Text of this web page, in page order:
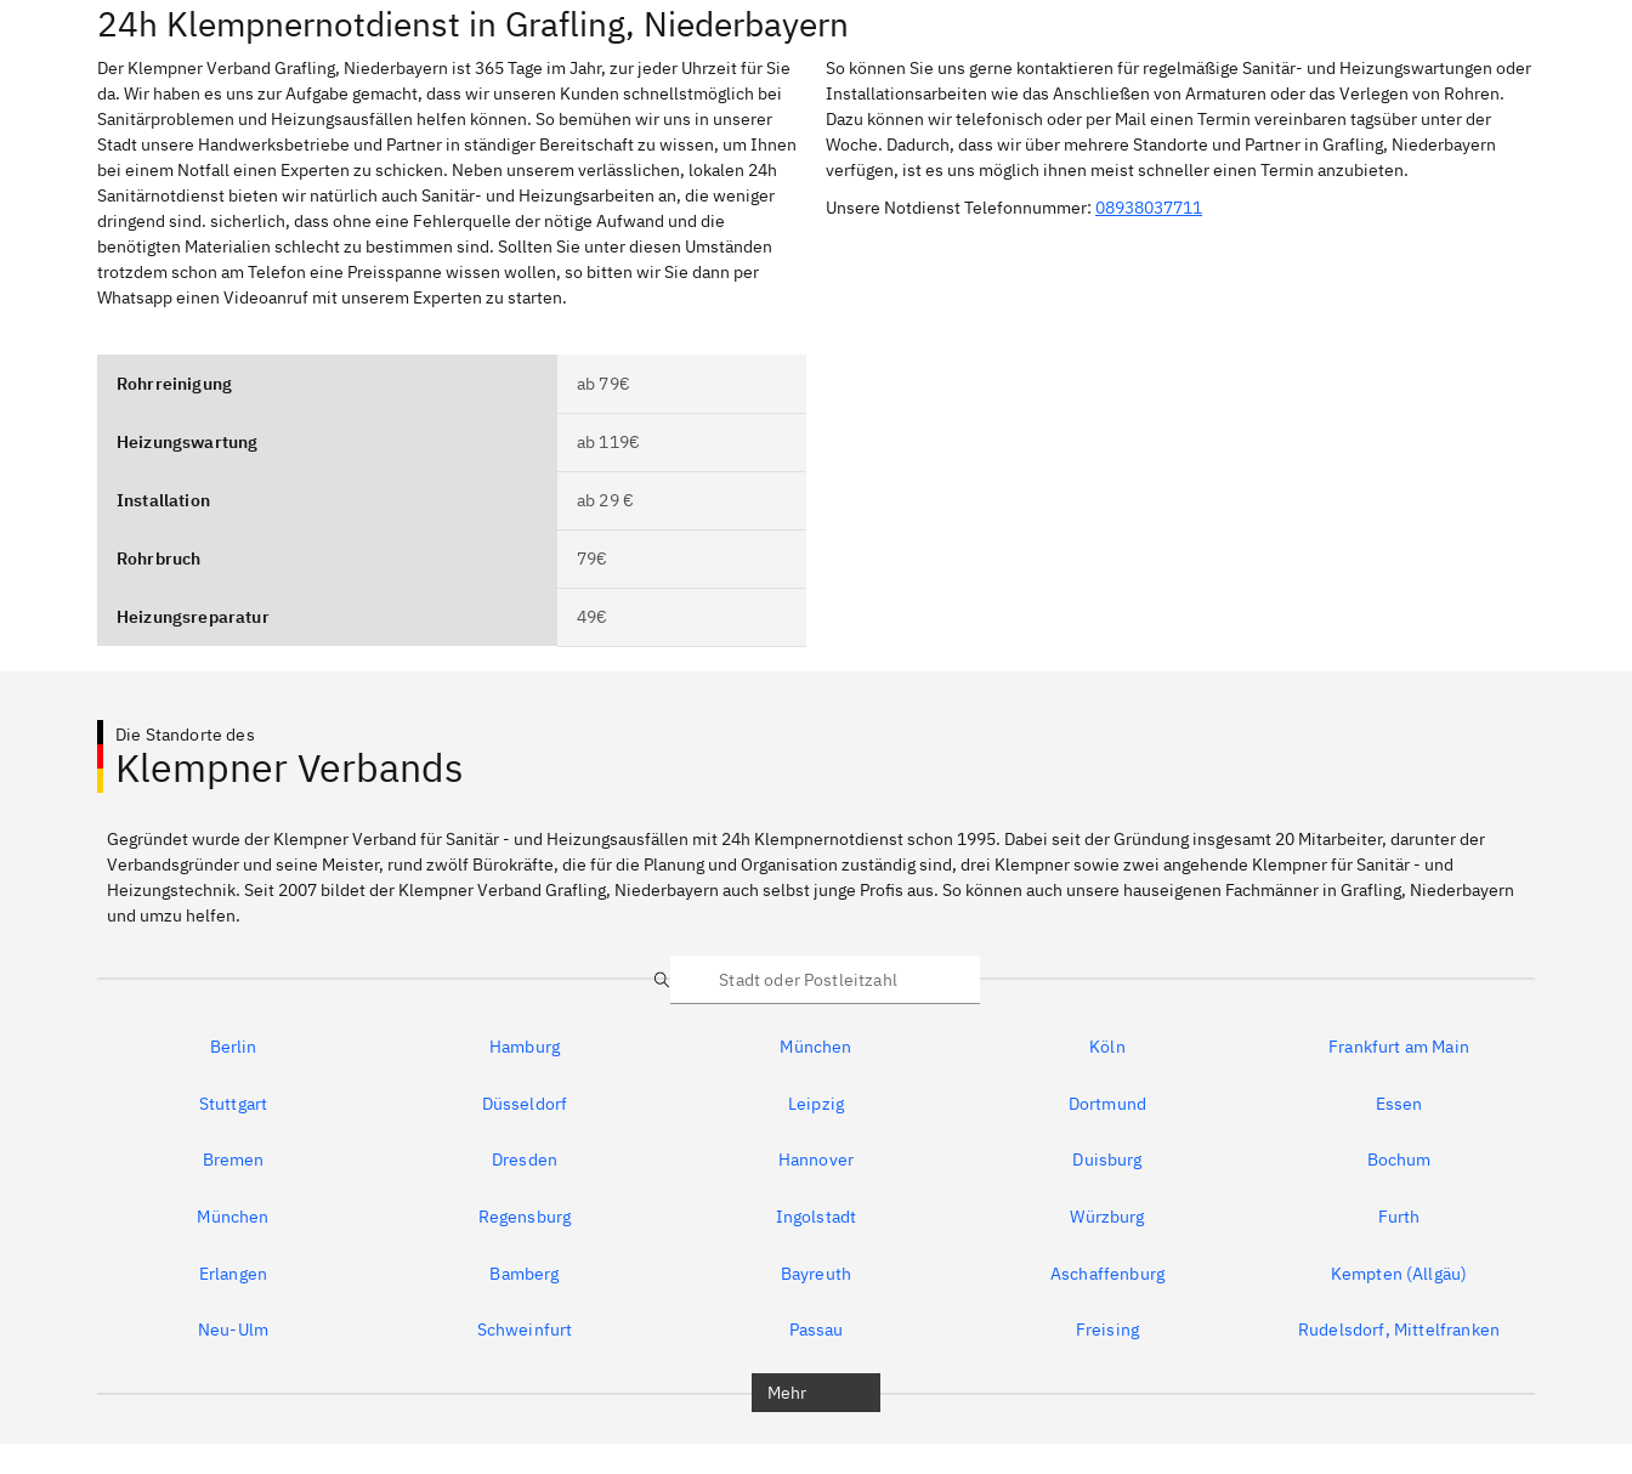
24h Klempnernotdienst in Grafling, Niederbayern
Der Klempner Verband Grafling, Niederbayern ist 365 Tage im Jahr, zur jeder Uhrzeit für Sie
da. Wir haben es uns zur Aufgabe gemacht, dass wir unseren Kunden schnellstmöglich bei
Sanitärproblemen und Heizungsausfällen helfen können. So bemühen wir uns in unserer
Stadt unsere Handwerksbetriebe und Partner in ständiger Bereitschaft zu wissen, um Ihnen
bei einem Notfall einen Experten zu schicken. Neben unserem verlässlichen, lokalen 24h
Sanitärnotdienst bieten wir natürlich auch Sanitär- und Heizungsarbeiten an, die weniger
dringend sind. sicherlich, dass ohne eine Fehlerquelle der nötige Aufwand und die
benötigten Materialien schlecht zu bestimmen sind. Sollten Sie unter diesen Umständen
trotzdem schon am Telefon eine Preisspanne wissen wollen, so bitten wir Sie dann per
Whatsapp einen Videoanruf mit unserem Experten zu starten.
So können Sie uns gerne kontaktieren für regelmäßige Sanitär- und Heizungswartungen oder
Installationsarbeiten wie das Anschließen von Armaturen oder das Verlegen von Rohren.
Dazu können wir telefonisch oder per Mail einen Termin vereinbaren tagsüber unter der
Woche. Dadurch, dass wir über mehrere Standorte und Partner in Grafling, Niederbayern
verfügen, ist es uns möglich ihnen meist schneller einen Termin anzubieten.
Unsere Notdienst Telefonnummer: 08938037711
Rohrreinigung ab 79€
Heizungswartung ab 119€
Installation ab 29 €
Rohrbruch 79€
Heizungsreparatur 49€
Die Standorte des
Klempner Verbands
Gegründet wurde der Klempner Verband für Sanitär - und Heizungsausfällen mit 24h Klempnernotdienst schon 1995. Dabei seit der Gründung insgesamt 20 Mitarbeiter, darunter der
Verbandsgründer und seine Meister, rund zwölf Bürokräfte, die für die Planung und Organisation zuständig sind, drei Klempner sowie zwei angehende Klempner für Sanitär - und
Heizungstechnik. Seit 2007 bildet der Klempner Verband Grafling, Niederbayern auch selbst junge Profis aus. So können auch unsere hauseigenen Fachmänner in Grafling, Niederbayern
und umzu helfen.
Suche
Berlin Hamburg München Köln Frankfurt am Main
Stuttgart Düsseldorf Leipzig Dortmund Essen
Bremen Dresden Hannover Duisburg Bochum
München Regensburg Ingolstadt Würzburg Furth
Erlangen Bamberg Bayreuth Aschaffenburg Kempten (Allgäu)
Neu-Ulm Schweinfurt Passau Freising Rudelsdorf, Mittelfranken
Mehr